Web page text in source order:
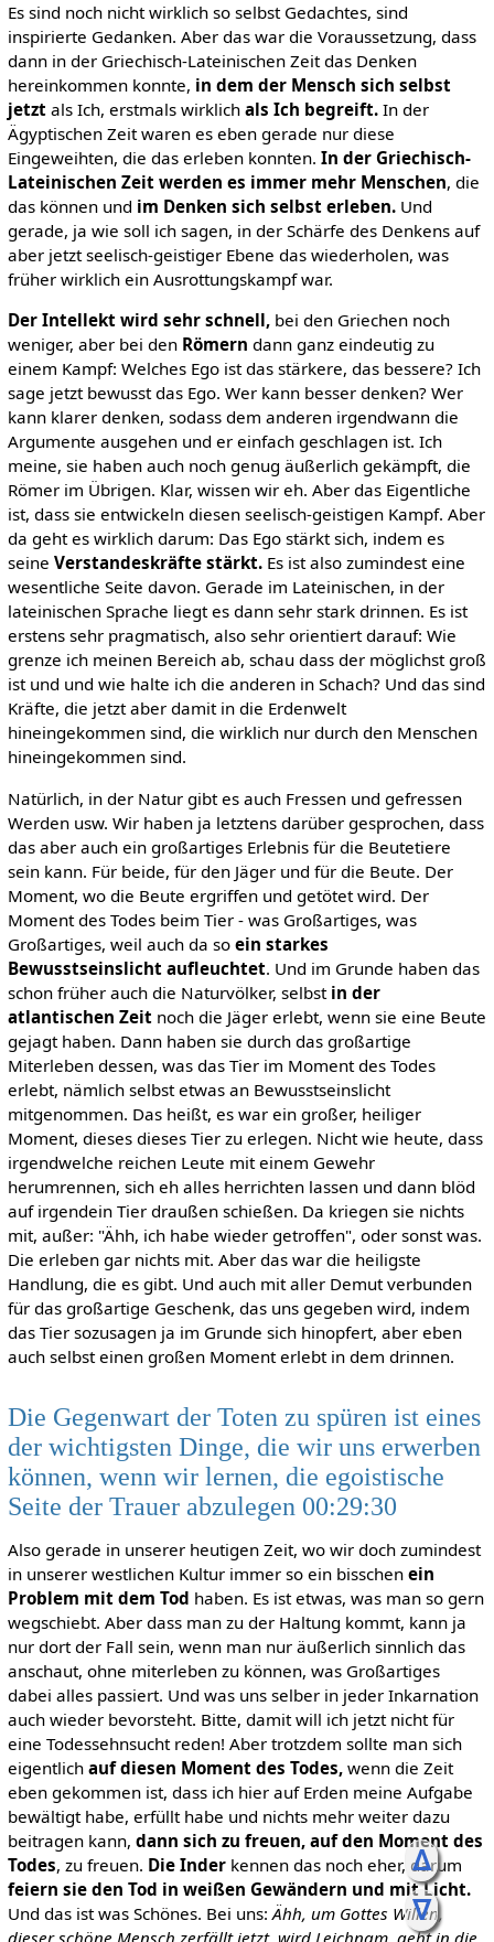
ᐃ
ᐁ
Es sind noch nicht wirklich so selbst Gedachtes, sind
inspirierte Gedanken. Aber das war die Voraussetzung, dass
dann in der Griechisch-Lateinischen Zeit das Denken
hereinkommen konnte, in dem der Mensch sich selbst
jetztals Ich, erstmals wirklich als Ich begreift.In der
Ägyptischen Zeit waren es eben gerade nur diese
Eingeweihten, die das erleben konnten. In der Griechisch-
Lateinischen Zeit werden es immer mehr Menschen, die
das können und im Denken sich selbst erleben.Und
gerade, ja wie soll ich sagen, in der Schärfe des Denkens auf
aber jetzt seelisch-geistiger Ebene das wiederholen, was
früher wirklich ein Ausrottungskampf war.
Der Intellekt wird sehr schnell,bei den Griechen noch
weniger, aber bei den Römern dann ganz eindeutig zu
einem Kampf: Welches Ego ist das stärkere, das bessere? Ich
sage jetzt bewusst das Ego. Wer kann besser denken? Wer
kann klarer denken, sodass dem anderen irgendwann die
Argumente ausgehen und er einfach geschlagen ist. Ich
meine, sie haben auch noch genug äußerlich gekämpft, die
Römer im Übrigen. Klar, wissen wir eh. Aber das Eigentliche
ist, dass sie entwickeln diesen seelisch-geistigen Kampf. Aber
da geht es wirklich darum: Das Ego stärkt sich, indem es
seine Verstandeskräfte stärkt.Es ist also zumindest eine
wesentliche Seite davon. Gerade im Lateinischen, in der
lateinischen Sprache liegt es dann sehr stark drinnen. Es ist
erstens sehr pragmatisch, also sehr orientiert darauf: Wie
grenze ich meinen Bereich ab, schau dass der möglichst groß
ist und und wie halte ich die anderen in Schach? Und das sind
Kräfte, die jetzt aber damit in die Erdenwelt
hineingekommen sind, die wirklich nur durch den Menschen
hineingekommen sind.
Natürlich, in der Natur gibt es auch Fressen und gefressen
Werden usw. Wir haben ja letztens darüber gesprochen, dass
das aber auch ein großartiges Erlebnis für die Beutetiere
sein kann. Für beide, für den Jäger und für die Beute. Der
Moment, wo die Beute ergriffen und getötet wird. Der
Moment des Todes beim Tier - was Großartiges, was
Großartiges, weil auch da so ein starkes
Bewusstseinslicht aufleuchtet. Und im Grunde haben das
schon früher auch die Naturvölker, selbst in der
atlantischen Zeitnoch die Jäger erlebt, wenn sie eine Beute
gejagt haben. Dann haben sie durch das großartige
Miterleben dessen, was das Tier im Moment des Todes
erlebt, nämlich selbst etwas an Bewusstseinslicht
mitgenommen. Das heißt, es war ein großer, heiliger
Moment, dieses dieses Tier zu erlegen. Nicht wie heute, dass
irgendwelche reichen Leute mit einem Gewehr
herumrennen, sich eh alles herrichten lassen und dann blöd
auf irgendein Tier draußen schießen. Da kriegen sie nichts
mit, außer: "Ähh, ich habe wieder getroffen", oder sonst was.
Die erleben gar nichts mit. Aber das war die heiligste
Handlung, die es gibt. Und auch mit aller Demut verbunden
für das großartige Geschenk, das uns gegeben wird, indem
das Tier sozusagen ja im Grunde sich hinopfert, aber eben
auch selbst einen großen Moment erlebt in dem drinnen.
Die Gegenwart der Toten zu spüren ist eines
der wichtigsten Dinge, die wir uns erwerben
können, wenn wir lernen, die egoistische
Seite der Trauer abzulegen 00:29:30
Also gerade in unserer heutigen Zeit, wo wir doch zumindest
in unserer westlichen Kultur immer so ein bisschen ein
Problem mit dem Tod haben. Es ist etwas, was man so gern
wegschiebt. Aber dass man zu der Haltung kommt, kann ja
nur dort der Fall sein, wenn man nur äußerlich sinnlich das
anschaut, ohne miterleben zu können, was Großartiges
dabei alles passiert. Und was uns selber in jeder Inkarnation
auch wieder bevorsteht. Bitte, damit will ich jetzt nicht für
eine Todessehnsucht reden! Aber trotzdem sollte man sich
eigentlich auf diesen Moment des Todes,wenn die Zeit
eben gekommen ist, dass ich hier auf Erden meine Aufgabe
bewältigt habe, erfüllt habe und nichts mehr weiter dazu
beitragen kann, dann sich zu freuen, auf den Moment des
Todes, zu freuen. Die Inderkennen das noch eher, darum
feiern sie den Tod in weißen Gewändern und mit Licht.
Und das ist was Schönes. Bei uns:Ähh, um Gottes Willen,